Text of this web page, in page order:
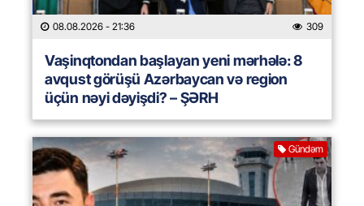
08.08.2026 - 21:36 309
Vaşinqtondan başlayan yeni mərhələ: 8
avqust görüşü Azərbaycan və region
üçün nəyi dəyişdi? – ŞƏRH
Gündəm